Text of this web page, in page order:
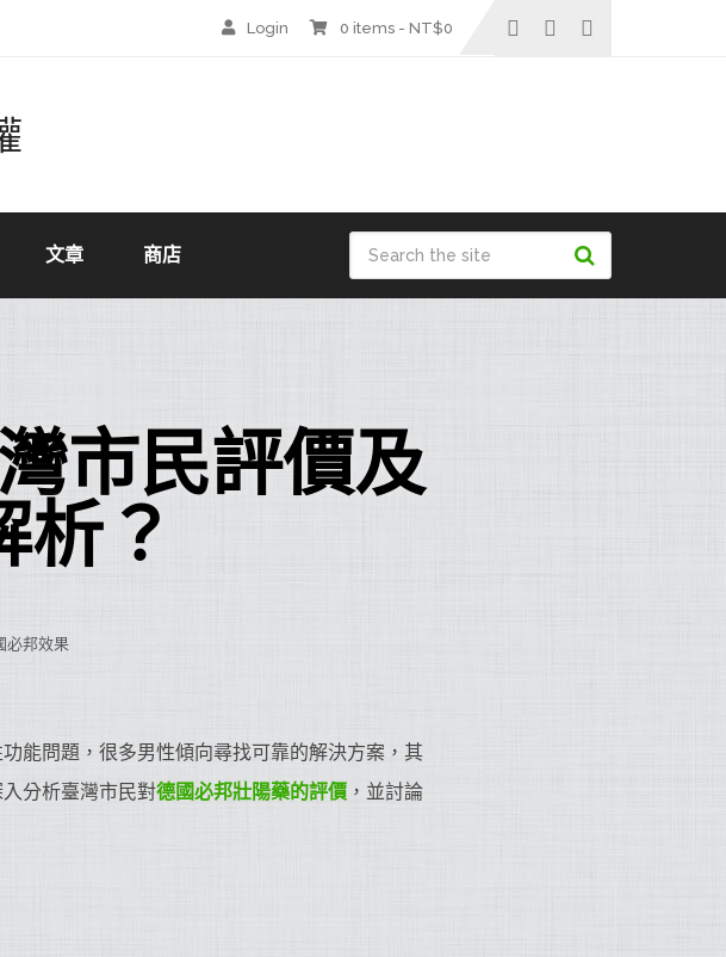
Login 0 items - NT$0
文章 商店
市民評價及
析？
必邦效果
能問題，很多男性傾向尋找可靠的解決方案，其
入分析臺灣市民對德國必邦壯陽藥的評價 ，並討論